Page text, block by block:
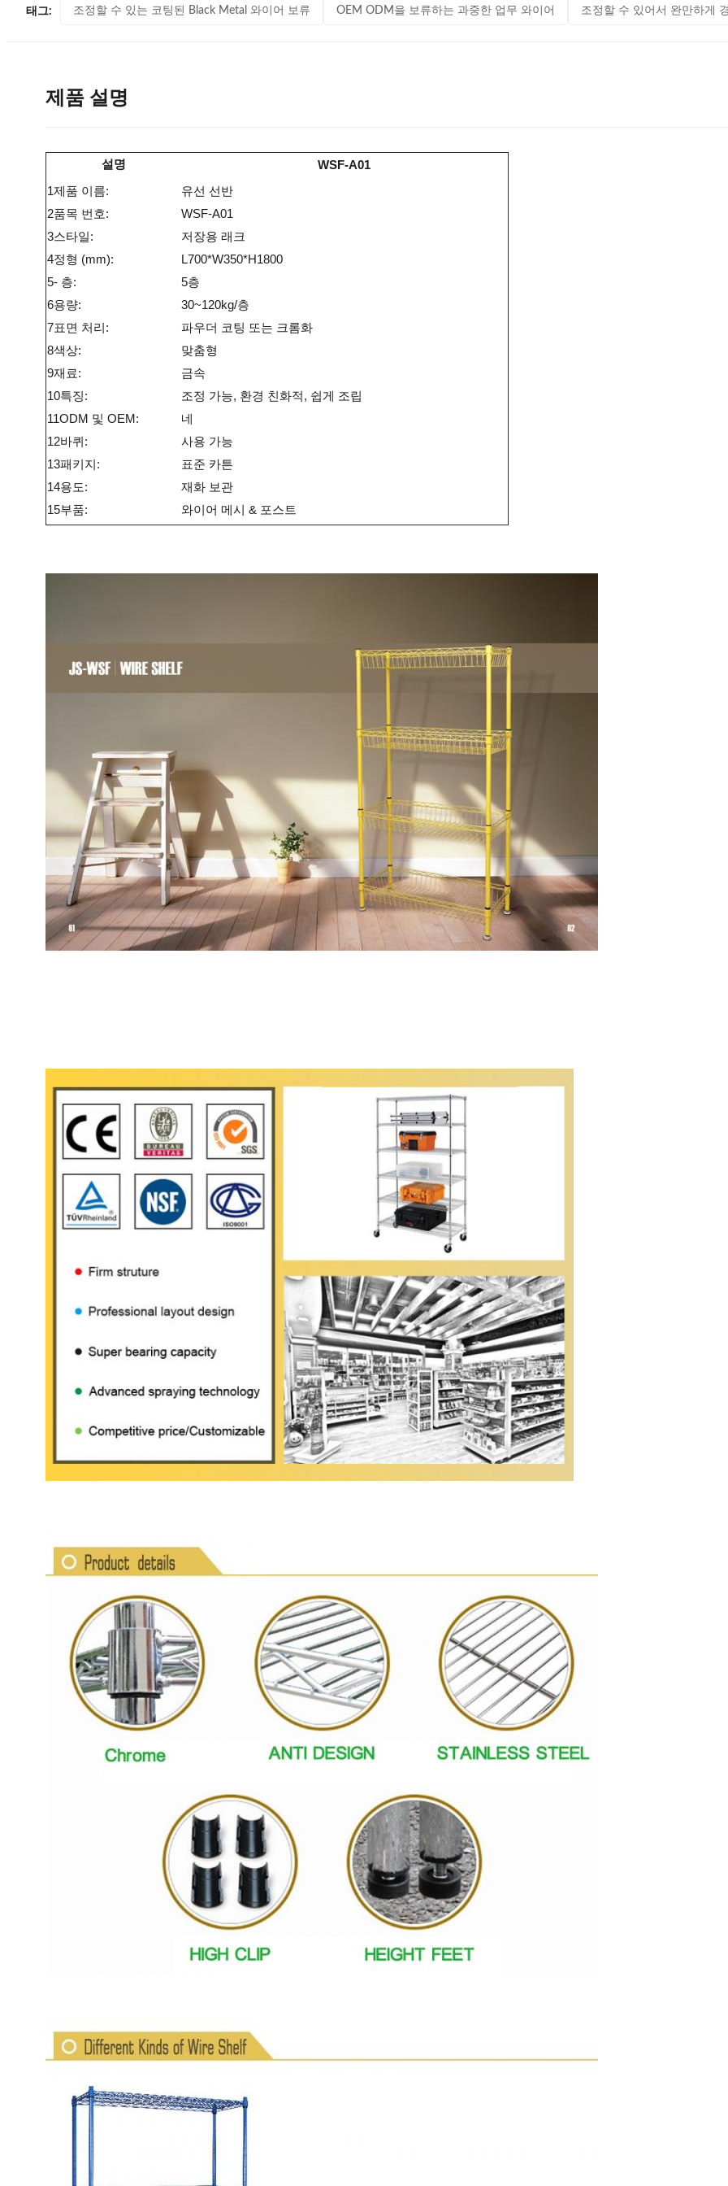
태그: 조정할 수 있는 코팅된 Black Metal 와이어 보류 OEM ODM을 보류하는 과중한 업무 와이어 조정할 수 있어서 완만하게
제품 설명
설명
WSF-A01
1제품 이름:
유선 선반
2품목 번호:
WSF-A01
3스타일:
저장용 래크
4정형 (mm):
L700*W350*H1800
5- 층:
5층
6용량:
30~120kg/층
7표면 처리:
파우더 코팅 또는 크롬화
8색상:
맞춤형
9재료:
금속
10특징:
조정 가능, 환경 친화적, 쉽게 조립
11ODM 및 OEM:
네
12바퀴:
사용 가능
13패키지:
표준 카튼
14용도:
재화 보관
15부품:
와이어 메시 & 포스트